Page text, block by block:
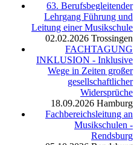
63. Berufsbegleitender
Lehrgang Führung und
Leitung einer Musikschule
02.02.2026 Trossingen
FACHTAGUNG
INKLUSION - Inklusive
Wege in Zeiten großer
gesellschaftlicher
Widersprüche
18.09.2026 Hamburg
Fachbereichsleitung an
Musikschulen -
Rendsburg